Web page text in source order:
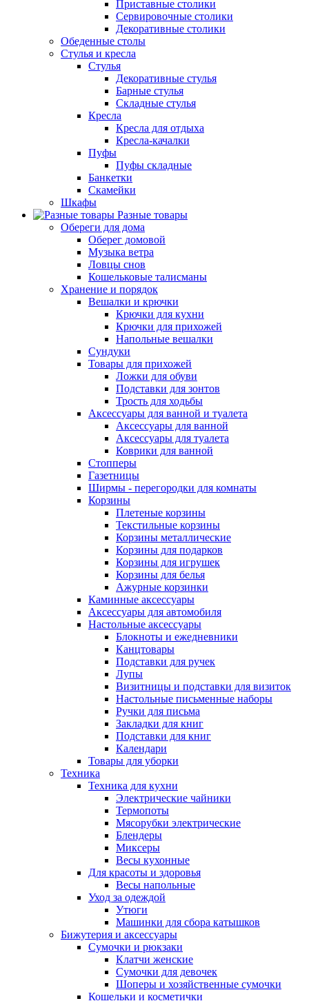
Приставные столики
Сервировочные столики
Декоративные столики
Обеденные столы
Стулья и кресла
Стулья
Декоративные стулья
Барные стулья
Складные стулья
Кресла
Кресла для отдыха
Кресла-качалки
Пуфы
Пуфы складные
Банкетки
Скамейки
Шкафы
Разные товары
Обереги для дома
Оберег домовой
Музыка ветра
Ловцы снов
Кошельковые талисманы
Хранение и порядок
Вешалки и крючки
Крючки для кухни
Крючки для прихожей
Напольные вешалки
Сундуки
Товары для прихожей
Ложки для обуви
Подставки для зонтов
Трость для ходьбы
Аксессуары для ванной и туалета
Аксессуары для ванной
Аксессуары для туалета
Коврики для ванной
Стопперы
Газетницы
Ширмы - перегородки для комнаты
Корзины
Плетеные корзины
Текстильные корзины
Корзины металлические
Корзины для подарков
Корзины для игрушек
Корзины для белья
Ажурные корзинки
Каминные аксессуары
Аксессуары для автомобиля
Настольные аксессуары
Блокноты и ежедневники
Канцтовары
Подставки для ручек
Лупы
Визитницы и подставки для визиток
Настольные письменные наборы
Ручки для письма
Закладки для книг
Подставки для книг
Календари
Товары для уборки
Техника
Техника для кухни
Электрические чайники
Термопоты
Мясорубки электрические
Блендеры
Миксеры
Весы кухонные
Для красоты и здоровья
Весы напольные
Уход за одеждой
Утюги
Машинки для сбора катышков
Бижутерия и аксессуары
Сумочки и рюкзаки
Клатчи женские
Сумочки для девочек
Шоперы и хозяйственные сумочки
Кошельки и косметички